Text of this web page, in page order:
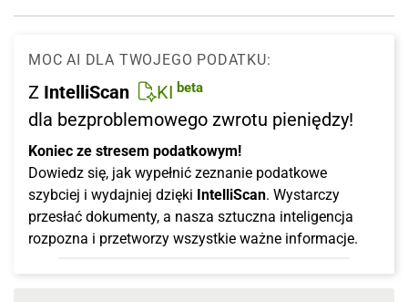
MOC AI DLA TWOJEGO PODATKU:
Z IntelliScan KI beta
dla bezproblemowego zwrotu pieniędzy!
Koniec ze stresem podatkowym!
Dowiedz się, jak wypełnić zeznanie podatkowe
szybciej i wydajniej dzięki IntelliScan. Wystarczy
przesłać dokumenty, a nasza sztuczna inteligencja
rozpozna i przetworzy wszystkie ważne informacje.